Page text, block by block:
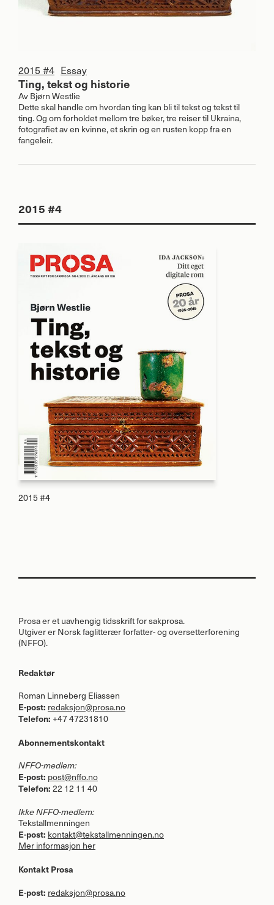
2015 #4 Essay
Ting, tekst og historie
AvBjørn Westlie
Dette skal handle om hvordan ting kan bli til tekst og tekst til
ting. Og om forholdet mellom tre bøker, tre reiser til Ukraina,
fotografiet av en kvinne, et skrin og en rusten kopp fra en
fangeleir.
2015 #4
2015 #4
Prosa er et uavhengig tidsskrift for sakprosa.
Utgiver er Norsk faglitterær forfatter- og oversetterforening
(NFFO).
Redaktør
Roman Linneberg Eliassen
E-post: redaksjon@prosa.no
Telefon: +47 47231810
Abonnementskontakt
NFFO-medlem:
E-post: post@nffo.no
Telefon: 22 12 11 40
IkkeNFFO-medlem:
Tekstallmenningen
E-post: kontakt@tekstallmenningen.no
Mer informasjon her
Kontakt Prosa
E-post: redaksjon@prosa.no